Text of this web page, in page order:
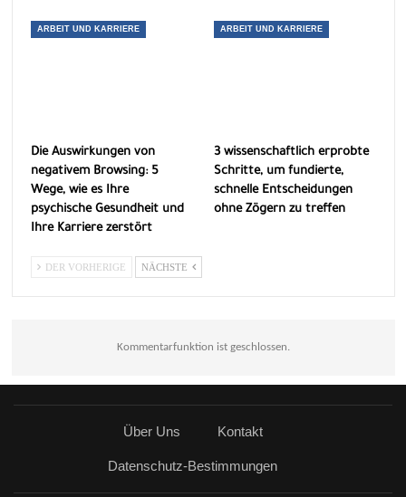
ARBEIT UND KARRIERE
Die Auswirkungen von
negativem Browsing: 5
Wege, wie es Ihre
psychische Gesundheit und
Ihre Karriere zerstört
ARBEIT UND KARRIERE
3 wissenschaftlich erprobte
Schritte, um fundierte,
schnelle Entscheidungen
ohne Zögern zu treffen
DER VORHERIGE NÄCHSTE
Kommentarfunktion ist geschlossen.
Über Uns Kontakt
Datenschutz-Bestimmungen